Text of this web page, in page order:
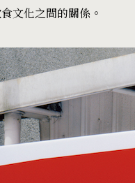
文化之間的關係。